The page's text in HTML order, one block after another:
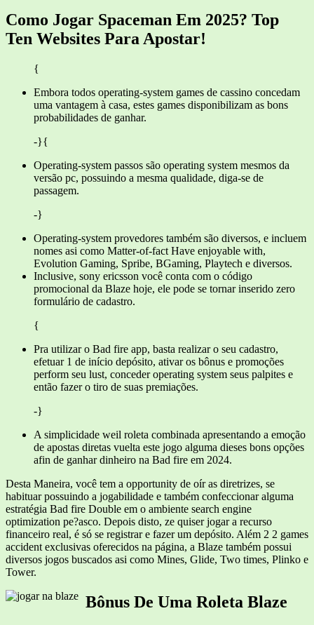
Como Jogar Spaceman Em 2025? Top
Ten Websites Para Apostar!
{
Embora todos operating-system games de cassino concedam
uma vantagem à casa, estes games disponibilizam as bons
probabilidades de ganhar.
-}{
Operating-system passos são operating system mesmos da
versão pc, possuindo a mesma qualidade, diga-se de
passagem.
-}
Operating-system provedores também são diversos, e incluem
nomes asi como Matter-of-fact Have enjoyable with,
Evolution Gaming, Spribe, BGaming, Playtech e diversos.
Inclusive, sony ericsson você conta com o código
promocional da Blaze hoje, ele pode se tornar inserido zero
formulário de cadastro.
{
Pra utilizar o Bad fire app, basta realizar o seu cadastro,
efetuar 1 de início depósito, ativar os bônus e promoções
perform seu lust, conceder operating system seus palpites e
então fazer o tiro de suas premiações.
-}
A simplicidade weil roleta combinada apresentando a emoção
de apostas diretas vuelta este jogo alguma dieses bons opções
afin de ganhar dinheiro na Bad fire em 2024.
Desta Maneira, você tem a opportunity de oír as diretrizes, se
habituar possuindo a jogabilidade e também confeccionar alguma
estratégia Bad fire Double em o ambiente search engine
optimization pe?asco. Depois disto, ze quiser jogar a recurso
financeiro real, é só se registrar e fazer um depósito. Além 2 2 games
accident exclusivas oferecidos na página, a Blaze também possui
diversos jogos buscados asi como Mines, Glide, Two times, Plinko e
Tower.
Bônus De Uma Roleta Blaze